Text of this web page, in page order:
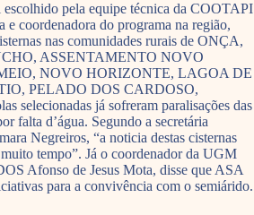
pela equipe técnica da COOTAPI
coordenadora do programa na região,
nas comunidades rurais de ONÇA,
ASSENTAMENTO NOVO
NOVO HORIZONTE, LAGOA DE
PELADO DOS CARDOSO,
selecionadas já sofreram paralisações das
falta d’água. Segundo a secretária
Negreiros, “a noticia destas cisternas
tempo”. Já o coordenador da UGM
Afonso de Jesus Mota, disse que ASA
para a convivência com o semiárido.